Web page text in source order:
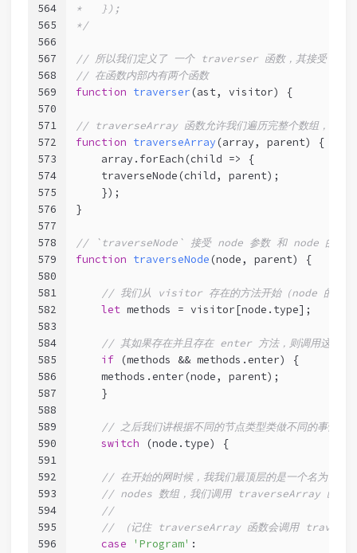
564
565
566
567
568
569
570
571
572
573
574
575
576
577
578
579
580
581
582
583
584
585
586
587
588
589
590
591
592
593
594
595
596
*   });
*/
// 所以我们定义了 一个 traverser 函数，其接受
// 在函数内部内有两个函数
function traverser (ast, visitor) {
// traverseArray 函数允许我们遍历完整个数组，并调
function traverseArray (array, parent)
{
    array.forEach(
child => {
    traverseNode(child, parent);
    });
}
// `traverseNode` 接受 node 参数 和 node 的
function traverseNode (node, parent) {
// 我们从 visitor 存在的方法开始（node 的类型
let methods = visitor[node.type];
// 其如果存在并且存在 enter 方法，则调用这个
if (methods && methods.enter) {
    methods.enter(node, parent);
    }
// 之后我们讲根据不同的节点类型类做不同的事情
switch (node.type) {
// 在开始的网时候，我我们最顶层的是一个名为
// nodes 数组，我们调用 traverseArray 函数来
//
// （记住 traverseArray 函数会调用
case
'Program' :